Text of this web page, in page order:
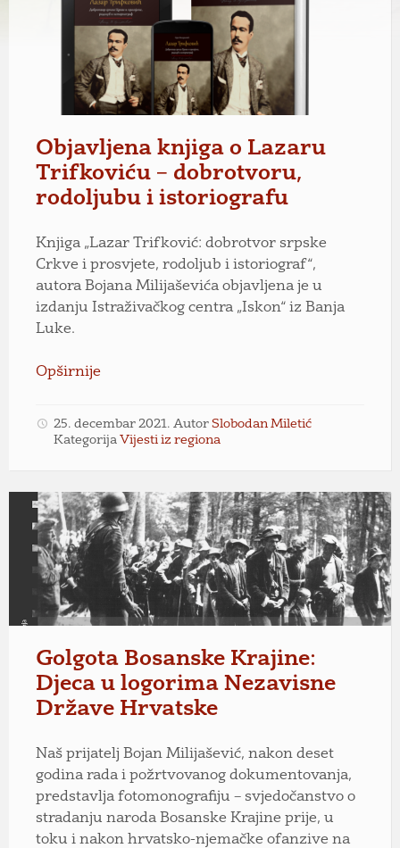
Objavljena knjiga o Lazaru
Trifkoviću – dobrotvoru,
rodoljubu i istoriografu
Knjiga „Lazar Trifković: dobrotvor srpske
Crkve i prosvjete, rodoljub i istoriograf“,
autora Bojana Milijaševića objavljena je u
izdanju Istraživačkog centra „Iskon“ iz Banja
Luke.
Opširnije
25. decembar 2021. Autor Slobodan Miletić
Kategorija Vijesti iz regiona
Golgota
Bosanske
Krajine:
Djeca
u
logorima
Nezavisne
Države
Hrvatske
Golgota Bosanske Krajine:
Djeca u logorima Nezavisne
Države Hrvatske
Naš prijatelj Bojan Milijašević, nakon deset
godina rada i požrtvovanog dokumentovanja,
predstavlja fotomonografiju – svjedočanstvo o
stradanju naroda Bosanske Krajine prije, u
toku i nakon hrvatsko-njemačke ofanzive na